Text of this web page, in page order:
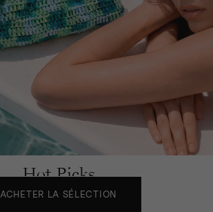
Hot Picks
ACHETER LA SÉLECTION